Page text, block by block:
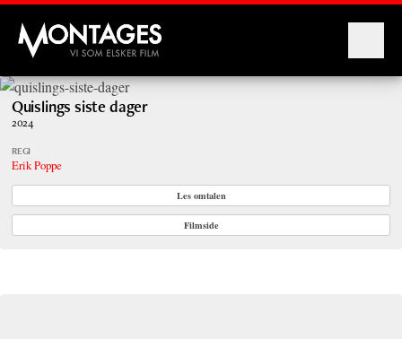
Montages
Quislings siste dager
2024
REGI
Erik Poppe
Les omtalen
Filmside